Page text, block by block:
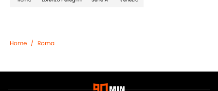
Home / Roma